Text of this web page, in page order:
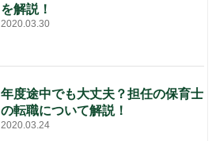
を解説！
2020.03.30
年度途中でも大丈夫？担任の保育士
の転職について解説！
2020.03.24